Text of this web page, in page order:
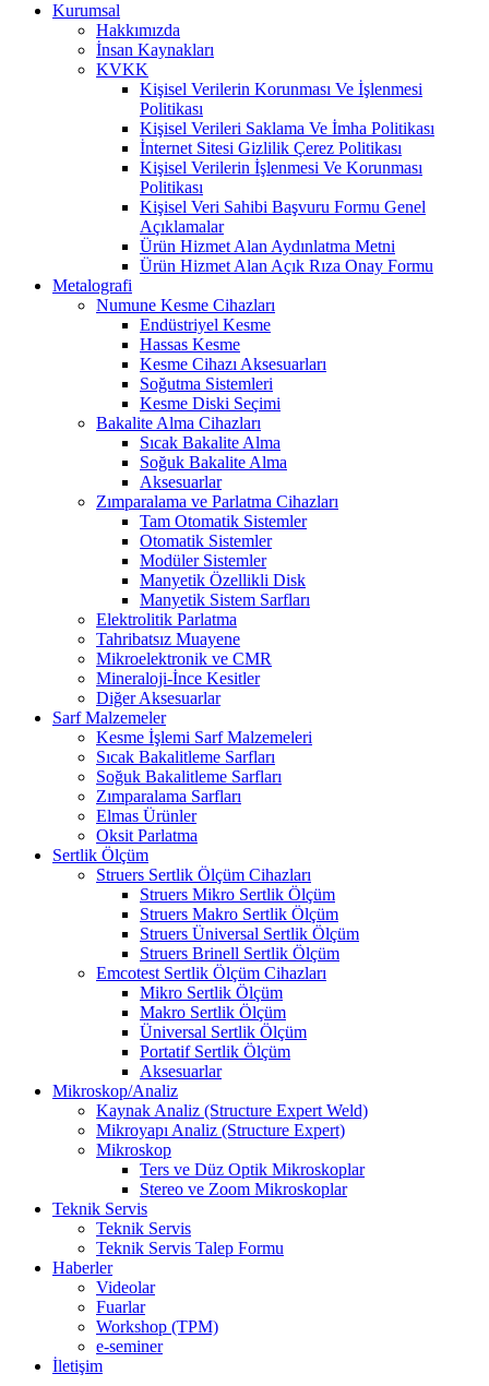
Kurumsal
Hakkımızda
İnsan Kaynakları
KVKK
Kişisel Verilerin Korunması Ve İşlenmesi
Politikası
Kişisel Verileri Saklama Ve İmha Politikası
İnternet Sitesi Gizlilik Çerez Politikası
Kişisel Verilerin İşlenmesi Ve Korunması
Politikası
Kişisel Veri Sahibi Başvuru Formu Genel
Açıklamalar
Ürün Hizmet Alan Aydınlatma Metni
Ürün Hizmet Alan Açık Rıza Onay Formu
Metalografi
Numune Kesme Cihazları
Endüstriyel Kesme
Hassas Kesme
Kesme Cihazı Aksesuarları
Soğutma Sistemleri
Kesme Diski Seçimi
Bakalite Alma Cihazları
Sıcak Bakalite Alma
Soğuk Bakalite Alma
Aksesuarlar
Zımparalama ve Parlatma Cihazları
Tam Otomatik Sistemler
Otomatik Sistemler
Modüler Sistemler
Manyetik Özellikli Disk
Manyetik Sistem Sarfları
Elektrolitik Parlatma
Tahribatsız Muayene
Mikroelektronik ve CMR
Mineraloji-İnce Kesitler
Diğer Aksesuarlar
Sarf Malzemeler
Kesme İşlemi Sarf Malzemeleri
Sıcak Bakalitleme Sarfları
Soğuk Bakalitleme Sarfları
Zımparalama Sarfları
Elmas Ürünler
Oksit Parlatma
Sertlik Ölçüm
Struers Sertlik Ölçüm Cihazları
Struers Mikro Sertlik Ölçüm
Struers Makro Sertlik Ölçüm
Struers Üniversal Sertlik Ölçüm
Struers Brinell Sertlik Ölçüm
Emcotest Sertlik Ölçüm Cihazları
Mikro Sertlik Ölçüm
Makro Sertlik Ölçüm
Üniversal Sertlik Ölçüm
Portatif Sertlik Ölçüm
Aksesuarlar
Mikroskop/Analiz
Kaynak Analiz (Structure Expert Weld)
Mikroyapı Analiz (Structure Expert)
Mikroskop
Ters ve Düz Optik Mikroskoplar
Stereo ve Zoom Mikroskoplar
Teknik Servis
Teknik Servis
Teknik Servis Talep Formu
Haberler
Videolar
Fuarlar
Workshop (TPM)
e-seminer
İletişim